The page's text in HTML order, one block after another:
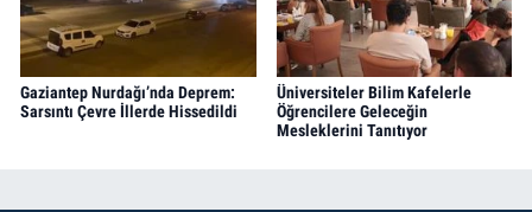
Gaziantep Nurdağı’nda Deprem:
Sarsıntı Çevre İllerde Hissedildi
Üniversiteler Bilim Kafelerle
Öğrencilere Geleceğin
Mesleklerini Tanıtıyor